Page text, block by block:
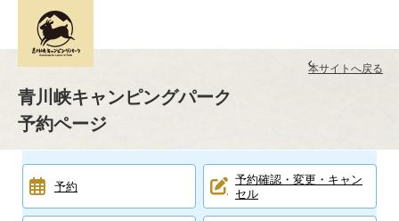
青川峡キャンピングパーク
予約ページ
本サイトへ戻る
予約
予約確認・変更・キャン
セル